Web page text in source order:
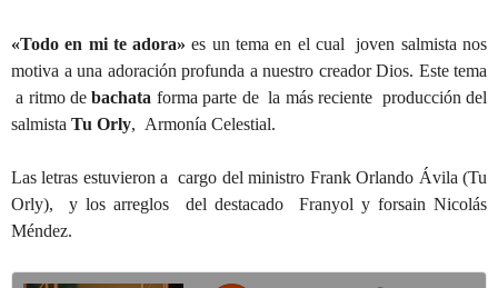
«Todo en mi te adora» es un tema en el cual joven salmista nos
motiva a una adoración profunda a nuestro creador Dios. Este tema
a ritmo debachata forma parte de la más reciente producción del
salmista Tu Orly, Armonía Celestial.
Las letras estuvieron a cargo del ministro Frank Orlando Ávila (Tu
Orly), y los arreglos del destacado Franyol y forsain Nicolás
Méndez.